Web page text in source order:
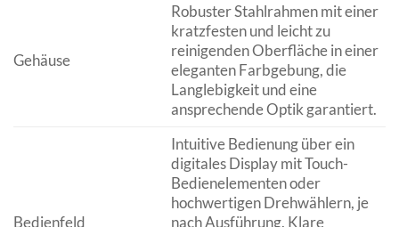
Gehäuse
Robuster Stahlrahmen mit einer
kratzfesten und leicht zu
reinigenden Oberfläche in einer
eleganten Farbgebung, die
Langlebigkeit und eine
ansprechende Optik garantiert.
Bedienfeld
Intuitive Bedienung über ein
digitales Display mit Touch-
Bedienelementen oder
hochwertigen Drehwählern, je
nach Ausführung. Klare